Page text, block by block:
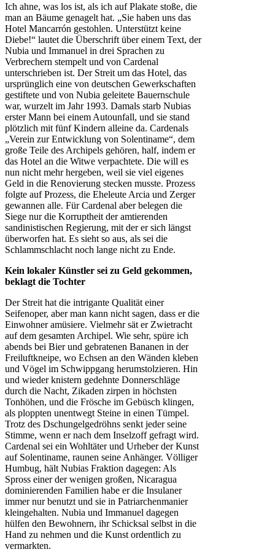
Ich ahne, was los ist, als ich auf Plakate stoße, die
man an Bäume genagelt hat. „Sie haben uns das
Hotel Mancarrón gestohlen. Unterstützt keine
Diebe!“ lautet die Überschrift über einem Text, der
Nubia und Immanuel in drei Sprachen zu
Verbrechern stempelt und von Cardenal
unterschrieben ist. Der Streit um das Hotel, das
ursprünglich eine von deutschen Gewerkschaften
gestiftete und von Nubia geleitete Bauernschule
war, wurzelt im Jahr 1993. Damals starb Nubias
erster Mann bei einem Autounfall, und sie stand
plötzlich mit fünf Kindern alleine da. Cardenals
„Verein zur Entwicklung von Solentiname“, dem
große Teile des Archipels gehören, half, indem er
das Hotel an die Witwe verpachtete. Die will es
nun nicht mehr hergeben, weil sie viel eigenes
Geld in die Renovierung stecken musste. Prozess
folgte auf Prozess, die Eheleute Arcia und Zerger
gewannen alle. Für Cardenal aber belegen die
Siege nur die Korruptheit der amtierenden
sandinistischen Regierung, mit der er sich längst
überworfen hat. Es sieht so aus, als sei die
Schlammschlacht noch lange nicht zu Ende.
Kein lokaler Künstler sei zu Geld gekommen,
beklagt die Tochter
Der Streit hat die intrigante Qualität einer
Seifenoper, aber man kann nicht sagen, dass er die
Einwohner amüsiere. Vielmehr sät er Zwietracht
auf dem gesamten Archipel. Wie sehr, spüre ich
abends bei Bier und gebratenen Bananen in der
Freiluftkneipe, wo Echsen an den Wänden kleben
und Vögel im Schwippgang herumstolzieren. Hin
und wieder knistern gedehnte Donnerschläge
durch die Nacht, Zikaden zirpen in höchsten
Tonhöhen, und die Frösche im Gebüsch klingen,
als ploppten unentwegt Steine in einen Tümpel.
Trotz des Dschungelgedröhns senkt jeder seine
Stimme, wenn er nach dem Inselzoff gefragt wird.
Cardenal sei ein Wohltäter und Urheber der Kunst
auf Solentiname, raunen seine Anhänger. Völliger
Humbug, hält Nubias Fraktion dagegen: Als
Spross einer der wenigen großen, Nicaragua
dominierenden Familien habe er die Insulaner
immer nur benutzt und sie in Patriarchenmanier
kleingehalten. Nubia und Immanuel dagegen
hülfen den Bewohnern, ihr Schicksal selbst in die
Hand zu nehmen und die Kunst ordentlich zu
vermarkten.